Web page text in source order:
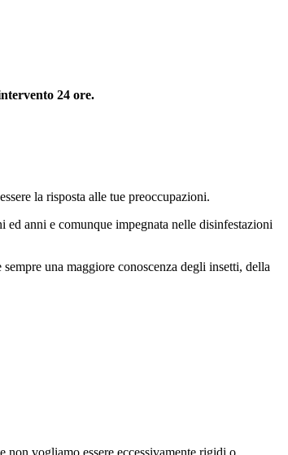
24 ore.
la risposta alle tue preoccupazioni.
ed anni e comunque impegnata nelle disinfestazioni
una maggiore conoscenza degli insetti, della
non vogliamo essere eccessivamente rigidi o